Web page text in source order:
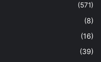
(571)
(8)
(16)
(39)